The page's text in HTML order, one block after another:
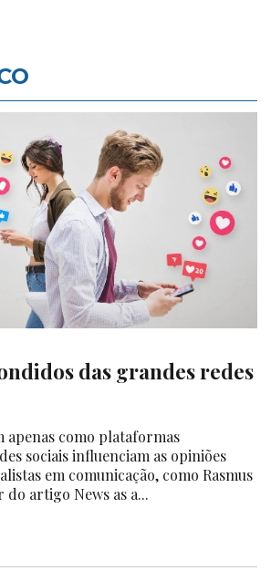
das grandes redes
apenas como plataformas
sociais influenciam as opiniões
em comunicação, como Rasmus
do artigo News as a...